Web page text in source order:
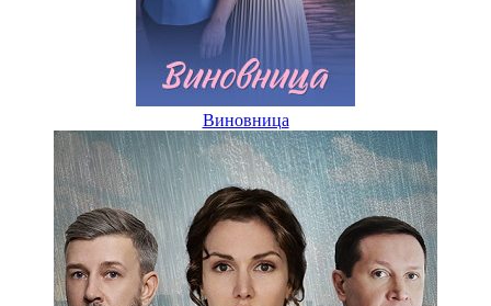
Виновница